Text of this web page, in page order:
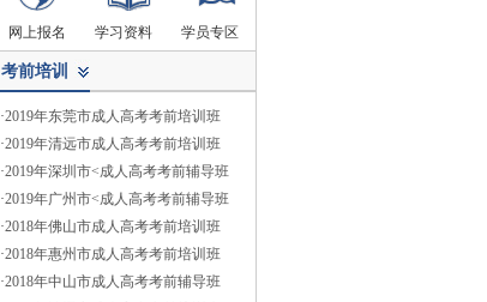
网上报名 学习资料 学员专区
考前培训
·2019年东莞市成人高考考前培训班
·2019年清远市成人高考考前培训班
·2019年深圳市<成人高考考前辅导班
·2019年广州市<成人高考考前辅导班
·2018年佛山市成人高考考前培训班
·2018年惠州市成人高考考前培训班
·2018年中山市成人高考考前辅导班